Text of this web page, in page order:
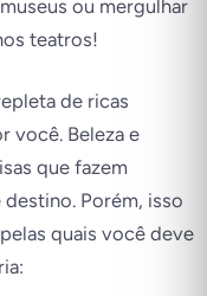
ou mergulhar
teatros!
de ricas
você. Beleza e
que fazem
Porém, isso
quais você deve